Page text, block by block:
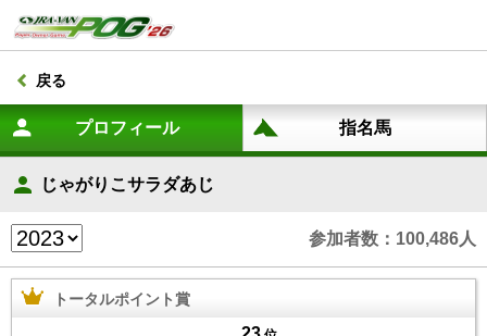
戻る
じゃがりこサラダあじ
参加者数：100,486人
トータルポイント賞